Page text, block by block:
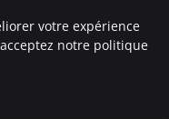
votre expérience
notre politique